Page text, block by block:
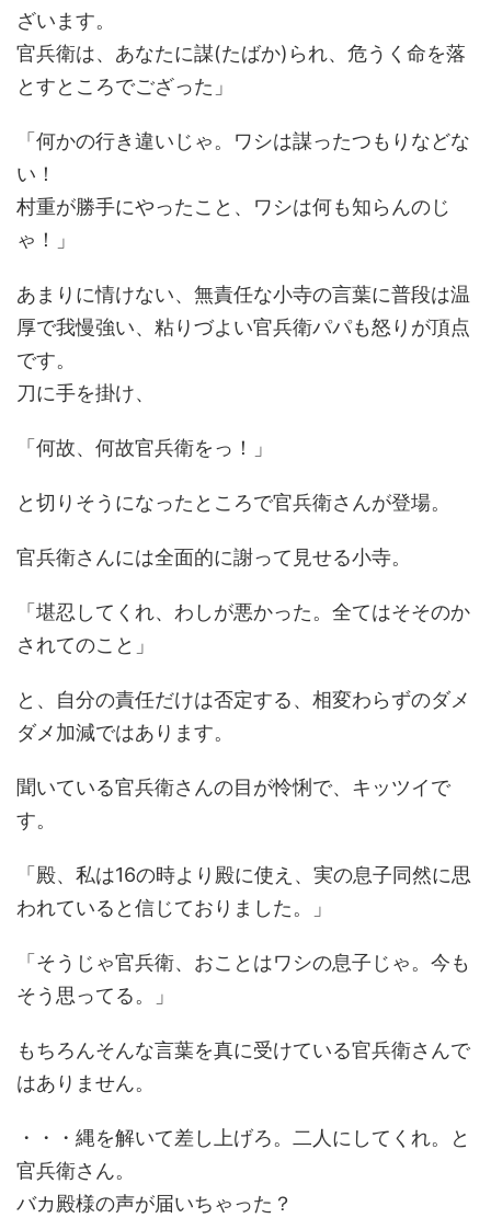
ざいます。
官兵衛は、あなたに謀(たばか)られ、危うく命を落
とすところでござった」
「何かの行き違いじゃ。ワシは謀ったつもりなどな
い！
村重が勝手にやったこと、ワシは何も知らんのじ
ゃ！」
あまりに情けない、無責任な小寺の言葉に普段は温
厚で我慢強い、粘りづよい官兵衛パパも怒りが頂点
です。
刀に手を掛け、
「何故、何故官兵衛をっ！」
と切りそうになったところで官兵衛さんが登場。
官兵衛さんには全面的に謝って見せる小寺。
「堪忍してくれ、わしが悪かった。全てはそそのか
されてのこと」
と、自分の責任だけは否定する、相変わらずのダメ
ダメ加減ではあります。
聞いている官兵衛さんの目が怜悧で、キッツイで
す。
「殿、私は16の時より殿に使え、実の息子同然に思
われていると信じておりました。」
「そうじゃ官兵衛、おことはワシの息子じゃ。今も
そう思ってる。」
もちろんそんな言葉を真に受けている官兵衛さんで
はありません。
・・・縄を解いて差し上げろ。二人にしてくれ。と
官兵衛さん。
バカ殿様の声が届いちゃった？